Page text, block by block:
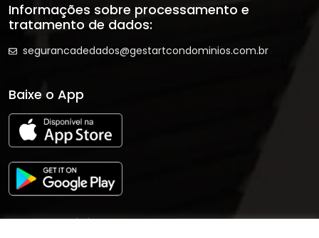
Informações sobre processamento e
tratamento de dados:
segurancadedados@gestartcondominios.com.br
Baixe o App
Redes Sociais